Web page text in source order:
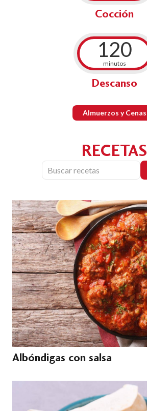
Cocción
120
minutos
Descanso
Almuerzos y Cenas
RECETAS
Albóndigas con salsa